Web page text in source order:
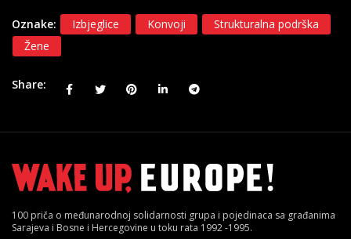
Oznake: Izbjeglice Konvoji
Strukturalna podrška
Žene
Share
100 priča o međunarodnoj solidarnosti grupa i pojedinaca sa građanima
Sarajeva i Bosne i Hercegovine u toku rata 1992 -1995.